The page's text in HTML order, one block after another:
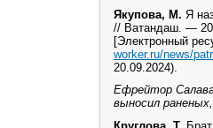
Якупова, М. Я
// Ватандаш. —
[Электронный
worker.ru/news/
20.09.2024).
Ефрейтор
выносил